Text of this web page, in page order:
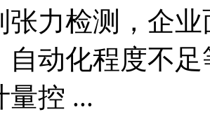
张力检测，企
自动化程度不
量控 ...